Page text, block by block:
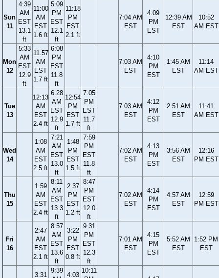
Sun
11
4:39
AM
EST
13.1
ft
11:00
AM
EST
1.6 ft
5:09
PM
EST
12.1
ft
11:18
PM
EST
2.1 ft
7:04 AM
EST
4:09
PM
EST
12:39 AM
EST
10:52
AM EST
Mon
12
5:33
AM
EST
12.9
ft
11:57
AM
EST
1.7 ft
6:08
PM
EST
11.8
ft
7:03 AM
EST
4:10
PM
EST
1:45 AM
EST
11:14
AM EST
Tue
13
12:13
AM
EST
2.4 ft
6:28
AM
EST
12.9
ft
12:54
PM
EST
1.7 ft
7:05
PM
EST
11.7
ft
7:03 AM
EST
4:12
PM
EST
2:51 AM
EST
11:41
AM EST
Wed
14
1:08
AM
EST
2.5 ft
7:21
AM
EST
13.0
ft
1:48
PM
EST
1.5 ft
7:59
PM
EST
11.8
ft
7:02 AM
EST
4:13
PM
EST
3:56 AM
EST
12:16
PM EST
Thu
15
1:59
AM
EST
2.4 ft
8:11
AM
EST
13.3
ft
2:37
PM
EST
1.2 ft
8:47
PM
EST
12.0
ft
7:02 AM
EST
4:14
PM
EST
4:57 AM
EST
12:59
PM EST
Fri
16
2:47
AM
EST
2.1 ft
8:57
AM
EST
13.6
ft
3:22
PM
EST
0.8 ft
9:31
PM
EST
12.3
ft
7:01 AM
EST
4:15
PM
EST
5:52 AM
EST
1:52 PM
EST
3:31
9:39
4:03
10:11